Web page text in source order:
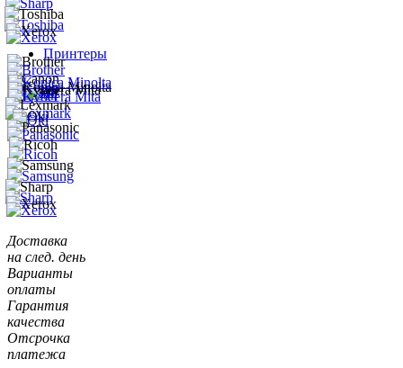
Принтеры
Доставка
на след. день
Варианты
оплаты
Гарантия
качества
Отсрочка
платежа